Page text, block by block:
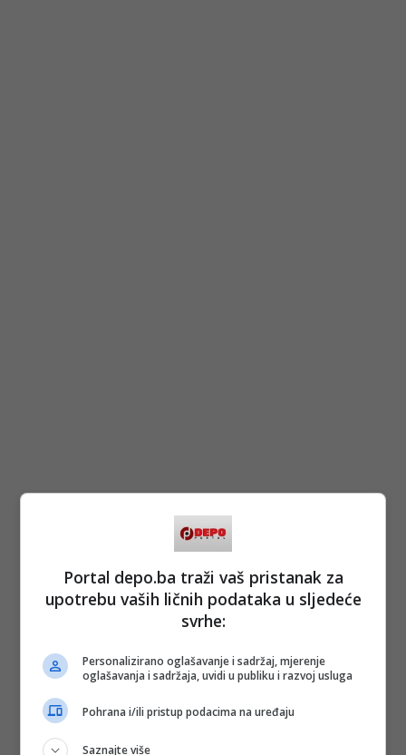
Portal depo.ba traži vaš pristanak za
upotrebu vaših ličnih podataka u sljedeće
svrhe:
Personalizirano oglašavanje i sadržaj, mjerenje
oglašavanja i sadržaja, uvidi u publiku i razvoj usluga
Pohrana i/ili pristup podacima na uređaju
Saznajte više